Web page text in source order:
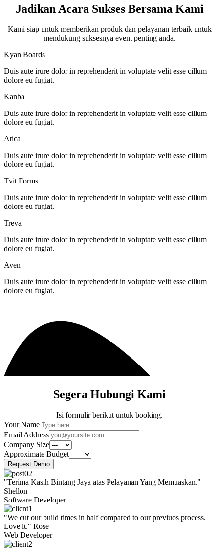
Jadikan Acara Sukses Bersama Kami
Kami siap untuk memberikan produk dan pelayanan terbaik untuk
mendukung suksesnya event penting anda.
Kyan Boards
Duis aute irure dolor in reprehenderit in voluptate velit esse cillum
dolore eu fugiat.
Kanba
Duis aute irure dolor in reprehenderit in voluptate velit esse cillum
dolore eu fugiat.
Atica
Duis aute irure dolor in reprehenderit in voluptate velit esse cillum
dolore eu fugiat.
Tvit Forms
Duis aute irure dolor in reprehenderit in voluptate velit esse cillum
dolore eu fugiat.
Treva
Duis aute irure dolor in reprehenderit in voluptate velit esse cillum
dolore eu fugiat.
Aven
Duis aute irure dolor in reprehenderit in voluptate velit esse cillum
dolore eu fugiat.
Segera Hubungi Kami
Isi formulir berikut untuk booking.
Your Name
Email Address
Company Size
Approximate Budget
Request Demo
"Terima Kasih Bintang Jaya atas Pelayanan Yang Memuaskan."
Shellon
Software Developer
"We cut our build times in half compared to our previuos process.
Love it." Rose
Web Developer